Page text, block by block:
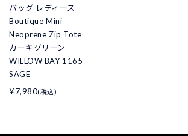
バッグ レディース
Boutique Mini
Neoprene Zip Tote
カーキグリーン
WILLOW BAY 1165
SAGE
¥7,980(税込)